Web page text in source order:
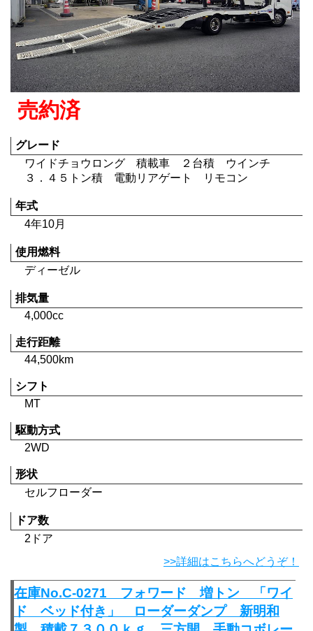
売約済
グレード
ワイドチョウロング 積載車 ２台積 ウインチ
３．４５トン積 電動リアゲート リモコン
年式
4年10月
使用燃料
ディーゼル
排気量
4,000cc
走行距離
44,500km
シフト
MT
駆動方式
2WD
形状
セルフローダー
ドア数
2ドア
>>詳細はこちらへどうぞ！
在庫No.C-0271 フォワード 増トン 「ワイ
ド ベッド付き」 ローダーダンプ 新明和